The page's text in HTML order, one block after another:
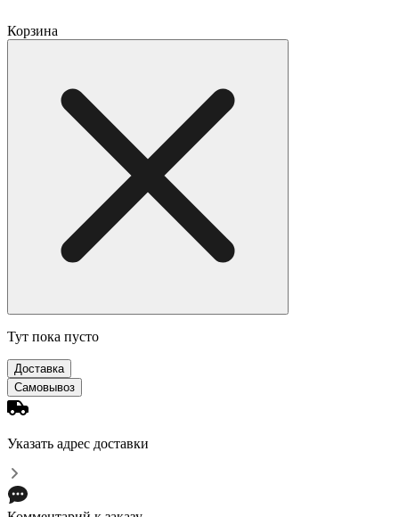
Корзина
Тут пока пусто
Доставка
Самовывоз
Указать адрес доставки